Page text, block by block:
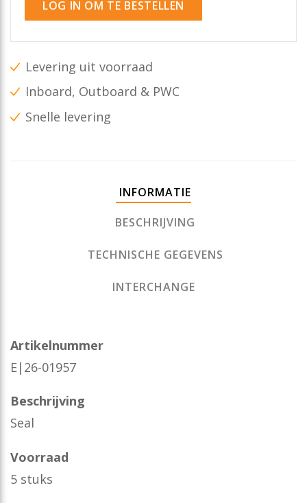
LOG IN OM TE BESTELLEN
Levering uit voorraad
Inboard, Outboard & PWC
Snelle levering
INFORMATIE
BESCHRIJVING
TECHNISCHE GEGEVENS
INTERCHANGE
Artikelnummer
E|26-01957
Beschrijving
Seal
Voorraad
5 stuks